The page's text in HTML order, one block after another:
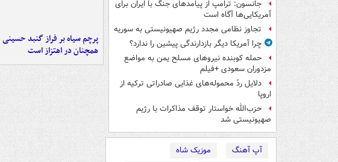
جانسون: ترامپ از پیامدهای جنگ با ایران برای
آمریکایی‌ها آگاه است
تجاوز نظامی مجدد رژیم صهیونیستی به سوریه
چرا آمریکا دیگر بازدارندگی پیشین را ندارد؟
حمله کوبنده نیروهای مسلح یمن به مواضع
مزدوران سعودی +فیلم
دلایل ردّ محموله‌های غذایی صادراتی ترکیه از
اروپا
حزب‌الله خواستار توقف مذاکرات با رژیم
صهیونیستی شد
آپ آهنگ
موزیک شاه
پرچم سیاه بر فراز گنبد حسینی
همچنان در اهتزاز است